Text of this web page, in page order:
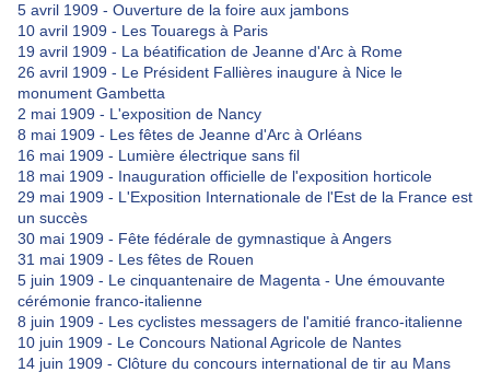
5 avril 1909 - Ouverture de la foire aux jambons
10 avril 1909 - Les Touaregs à Paris
19 avril 1909 - La béatification de Jeanne d'Arc à Rome
26 avril 1909 - Le Président Fallières inaugure à Nice le
monument Gambetta
2 mai 1909 - L'exposition de Nancy
8 mai 1909 - Les fêtes de Jeanne d'Arc à Orléans
16 mai 1909 - Lumière électrique sans fil
18 mai 1909 - Inauguration officielle de l'exposition horticole
29 mai 1909 - L'Exposition Internationale de l'Est de la France est
un succès
30 mai 1909 - Fête fédérale de gymnastique à Angers
31 mai 1909 - Les fêtes de Rouen
5 juin 1909 - Le cinquantenaire de Magenta - Une émouvante
cérémonie franco-italienne
8 juin 1909 - Les cyclistes messagers de l'amitié franco-italienne
10 juin 1909 - Le Concours National Agricole de Nantes
14 juin 1909 - Clôture du concours international de tir au Mans